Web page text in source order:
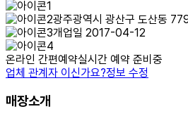
광주광역시 광산구 도산동
개업일 2017-04-12
온라인 간편예약실시간 예약 준비중
업체 관계자 이신가요?정보 수정
매장소개